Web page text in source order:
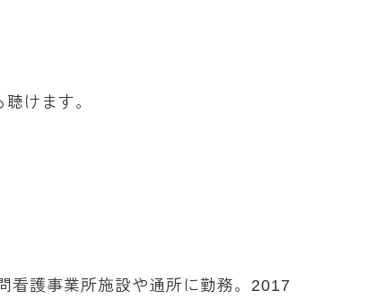
けます。
看護事業所施設や通所に勤務。2017